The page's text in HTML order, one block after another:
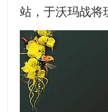
站，于沃玛战将